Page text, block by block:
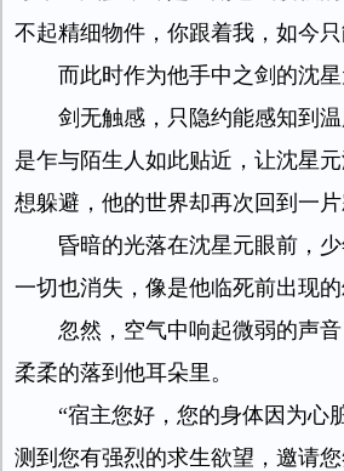
不起精细物件，你跟着我，如今
而此时作为他手中之剑的沈星
剑无触感，只隐约能感知到
是乍与陌生人如此贴近，让沈星
想躲避，他的世界却再次回到一片
昏暗的光落在沈星元眼前，
一切也消失，像是他临死前出现的
忽然，空气中响起微弱的声
柔柔的落到他耳朵里。
“宿主您好，您的身体因为心
测到您有强烈的求生欲望，邀请